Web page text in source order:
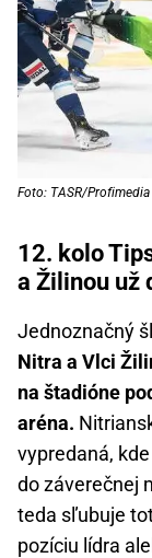
Foto: TASR/Profimedia
12. kolo
a Žilinou už
Jednoznačný
Nitra a Vlci
na štadióne
aréna.
vypredaná,
do záverečnej
teda sľubuje
pozíciu lídra